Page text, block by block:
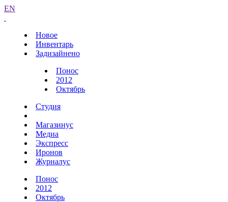
EN
Новое
Инвентарь
Задизайнено
Понос
2012
Октябрь
Студия
Магазинус
Медиа
Экспресс
Иронов
Журналус
Понос
2012
Октябрь